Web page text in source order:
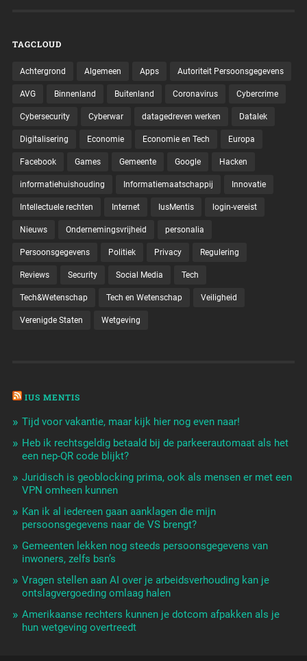
TAGCLOUD
Achtergrond Algemeen Apps Autoriteit Persoonsgegevens
AVG Binnenland Buitenland Coronavirus Cybercrime
Cybersecurity Cyberwar datagedreven werken Datalek
Digitalisering Economie Economie en Tech Europa
Facebook Games Gemeente Google Hacken
informatiehuishouding Informatiemaatschappij Innovatie
Intellectuele rechten Internet IusMentis login-vereist
Nieuws Ondernemingsvrijheid personalia
Persoonsgegevens Politiek Privacy Regulering
Reviews Security Social Media Tech
Tech&Wetenschap Tech en Wetenschap Veiligheid
Verenigde Staten Wetgeving
IUS MENTIS
Tijd voor vakantie, maar kijk hier nog even naar!
Heb ik rechtsgeldig betaald bij de parkeerautomaat als het
een nep-QR code blijkt?
Juridisch is geoblocking prima, ook als mensen er met een
VPN omheen kunnen
Kan ik al iedereen gaan aanklagen die mijn
persoonsgegevens naar de VS brengt?
Gemeenten lekken nog steeds persoonsgegevens van
inwoners, zelfs bsn’s
Vragen stellen aan AI over je arbeidsverhouding kan je
ontslagvergoeding omlaag halen
Amerikaanse rechters kunnen je dotcom afpakken als je
hun wetgeving overtreedt